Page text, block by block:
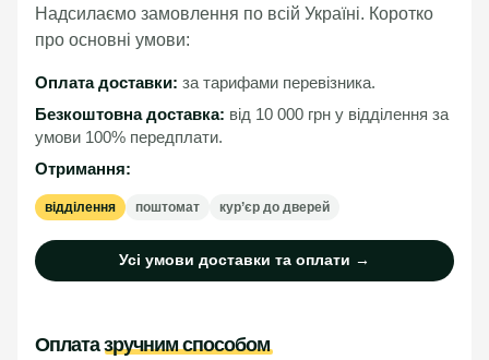
Надсилаємо замовлення по всій Україні. Коротко
про основні умови:
Оплата доставки: за тарифами перевізника.
Безкоштовна доставка: від 10 000 грн у відділення за
умови 100% передплати.
Отримання:
відділення поштомат кур’єр до дверей
Усі умови доставки та оплати →
Оплатазручним способом